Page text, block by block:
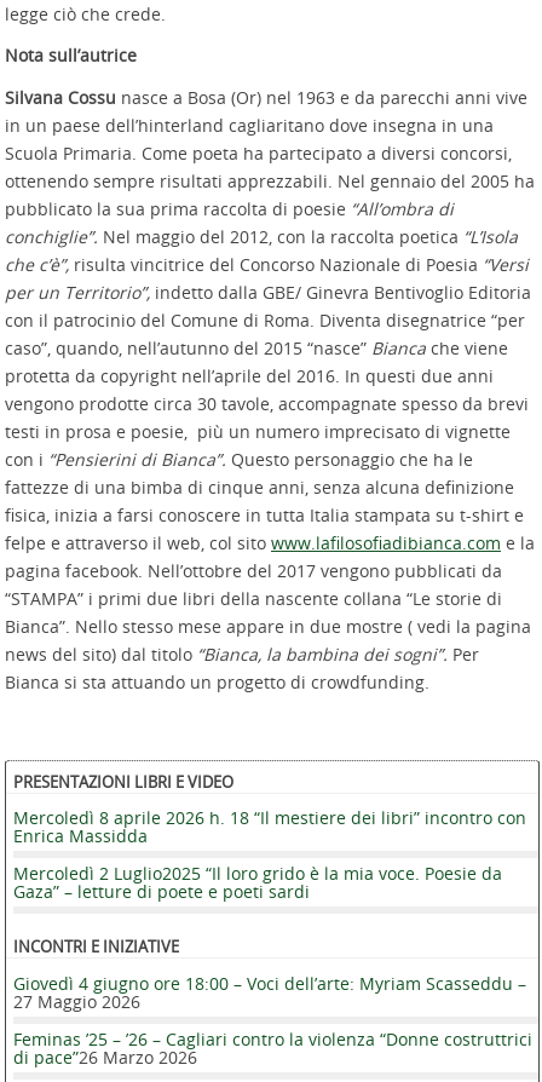
legge ciò che crede.
Nota sull’autrice
Silvana Cossu nasce a Bosa (Or) nel 1963 e da parecchi anni vive
in un paese dell’hinterland cagliaritano dove insegna in una
Scuola Primaria. Come poeta ha partecipato a diversi concorsi,
ottenendo sempre risultati apprezzabili. Nel gennaio del 2005 ha
pubblicato la sua prima raccolta di poesie “All’ombra di
conchiglie”. Nel maggio del 2012, con la raccolta poetica “L’Isola
che c’è”, risulta vincitrice del Concorso Nazionale di Poesia “Versi
per un Territorio”, indetto dalla GBE/ Ginevra Bentivoglio Editoria
con il patrocinio del Comune di Roma. Diventa disegnatrice “per
caso”, quando, nell’autunno del 2015 “nasce” Bianca che viene
protetta da copyright nell’aprile del 2016. In questi due anni
vengono prodotte circa 30 tavole, accompagnate spesso da brevi
testi in prosa e poesie, più un numero imprecisato di vignette
con i “Pensierini di Bianca”. Questo personaggio che ha le
fattezze di una bimba di cinque anni, senza alcuna definizione
fisica, inizia a farsi conoscere in tutta Italia stampata su t-shirt e
felpe e attraverso il web, col sito www.lafilosofiadibianca.com e la
pagina facebook. Nell’ottobre del 2017 vengono pubblicati da
“STAMPA” i primi due libri della nascente collana “Le storie di
Bianca”. Nello stesso mese appare in due mostre ( vedi la pagina
news del sito) dal titolo “Bianca, la bambina dei sogni”. Per
Bianca si sta attuando un progetto di crowdfunding.
PRESENTAZIONI LIBRI E VIDEO
Mercoledì 8 aprile 2026 h. 18 “Il mestiere dei libri” incontro con
Enrica Massidda
Mercoledì 2 Luglio2025 “Il loro grido è la mia voce. Poesie da
Gaza” – letture di poete e poeti sardi
INCONTRI E INIZIATIVE
Giovedì 4 giugno ore 18:00 – Voci dell’arte: Myriam Scasseddu –
27 Maggio 2026
Feminas ’25 – ’26 – Cagliari contro la violenza “Donne costruttrici
di pace”26 Marzo 2026